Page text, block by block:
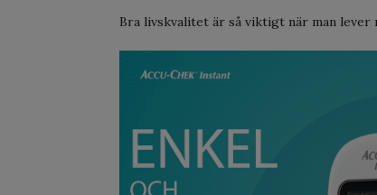
Bra livskvalitet är så viktigt när man lever